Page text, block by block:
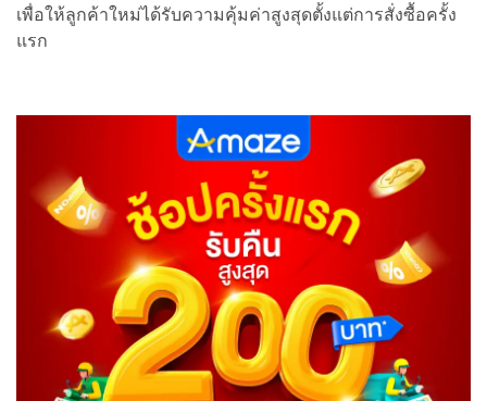
เพื่อให้ลูกค้าใหม่ได้รับความคุ้มค่าสูงสุดตั้งแต่การสั่งซื้อครั้ง
แรก